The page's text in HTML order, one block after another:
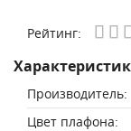
Рейтинг:
Производитель:
Цвет плафона: